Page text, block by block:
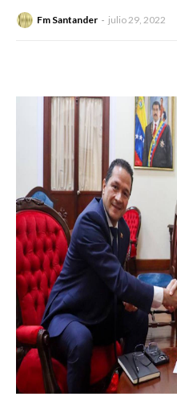
Fm Santander julio 29, 2022